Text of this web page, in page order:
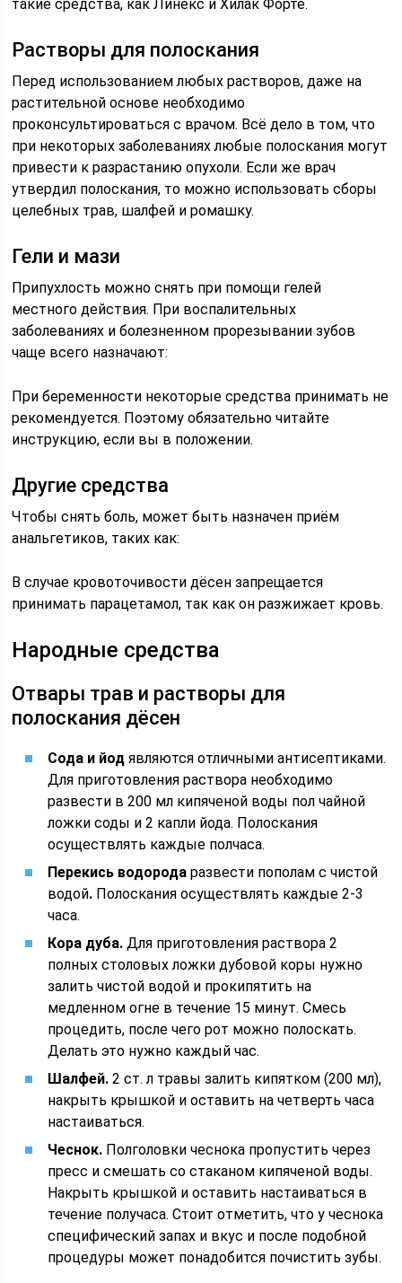
такие средства, как Линекс и Хилак Форте.
Растворы для полоскания
Перед использованием любых растворов, даже на
растительной основе необходимо
проконсультироваться с врачом. Всё дело в том, что
при некоторых заболеваниях любые полоскания могут
привести к разрастанию опухоли. Если же врач
утвердил полоскания, то можно использовать сборы
целебных трав, шалфей и ромашку.
Гели и мази
Припухлость можно снять при помощи гелей
местного действия. При воспалительных
заболеваниях и болезненном прорезывании зубов
чаще всего назначают:
При беременности некоторые средства принимать не
рекомендуется. Поэтому обязательно читайте
инструкцию, если вы в положении.
Другие средства
Чтобы снять боль, может быть назначен приём
анальгетиков, таких как:
В случае кровоточивости дёсен запрещается
принимать парацетамол, так как он разжижает кровь.
Народные средства
Отвары трав и растворы для
полоскания дёсен
Сода и йод являются отличными антисептиками.
Для приготовления раствора необходимо
развести в 200 мл кипяченой воды пол чайной
ложки соды и 2 капли йода. Полоскания
осуществлять каждые полчаса.
Перекись водорода развести пополам с чистой
водой. Полоскания осуществлять каждые 2-3
часа.
Кора дуба. Для приготовления раствора 2
полных столовых ложки дубовой коры нужно
залить чистой водой и прокипятить на
медленном огне в течение 15 минут. Смесь
процедить, после чего рот можно полоскать.
Делать это нужно каждый час.
Шалфей. 2 ст. л травы залить кипятком (200 мл),
накрыть крышкой и оставить на четверть часа
настаиваться.
Чеснок. Полголовки чеснока пропустить через
пресс и смешать со стаканом кипяченой воды.
Накрыть крышкой и оставить настаиваться в
течение получаса. Стоит отметить, что у чеснока
специфический запах и вкус и после подобной
процедуры может понадобится почистить зубы.